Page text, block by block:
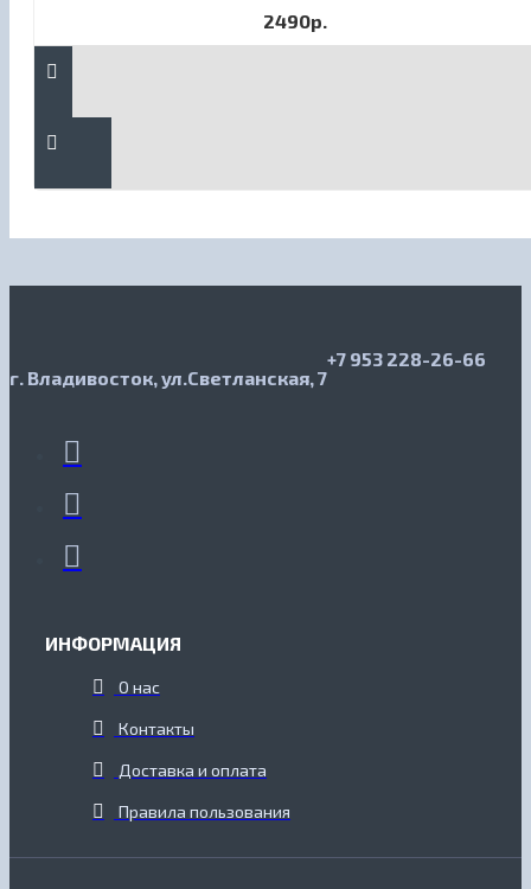
2490р.
г. Владивосток, ул.Светланская, 7
+7 953 228-26-66
ИНФОРМАЦИЯ
О нас
Контакты
Доставка и оплата
Правила пользования